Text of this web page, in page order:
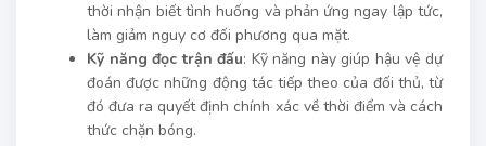
thời nhận biết tình huống và phản ứng ngay lập tức,
làm giảm nguy cơ đối phương qua mặt.
Kỹ năng đọc trận đấu: Kỹ năng này giúp hậu vệ dự
đoán được những động tác tiếp theo của đối thủ, từ
đó đưa ra quyết định chính xác về thời điểm và cách
thức chặn bóng.